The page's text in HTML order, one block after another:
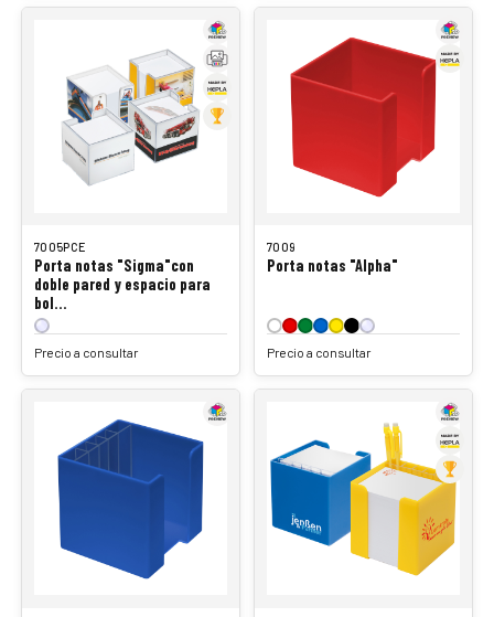
7005PCE
Porta notas "Sigma"con
doble pared y espacio para
bol…
Precio a consultar
7009
Porta notas "Alpha"
Precio a consultar